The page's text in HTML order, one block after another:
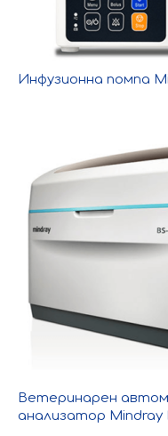
Инфузионна помпа
Ветеринарен
анализатор Mindray